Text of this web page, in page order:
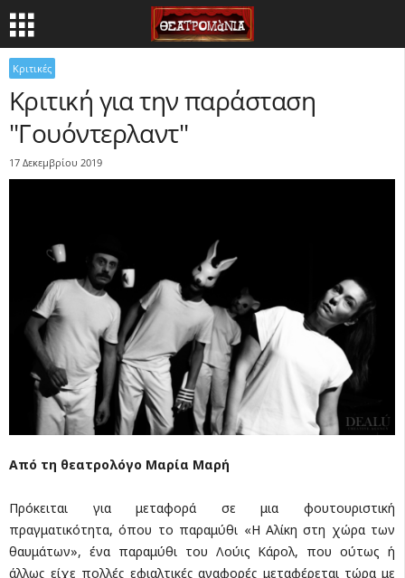
Κριτικές
Κριτική για την παράσταση
"Γουόντερλαντ"
17 Δεκεμβρίου 2019
Από τη θεατρολόγο Μαρία Μαρή
Πρόκειται για μεταφορά σε μια φουτουριστική
πραγματικότητα, όπου το παραμύθι «Η Αλίκη στη χώρα των
θαυμάτων», ένα παραμύθι του Λούις Κάρολ, που ούτως ή
άλλως είχε πολλές εφιαλτικές αναφορές μεταφέρεται τώρα με